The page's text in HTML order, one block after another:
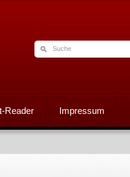
Reader Impressum